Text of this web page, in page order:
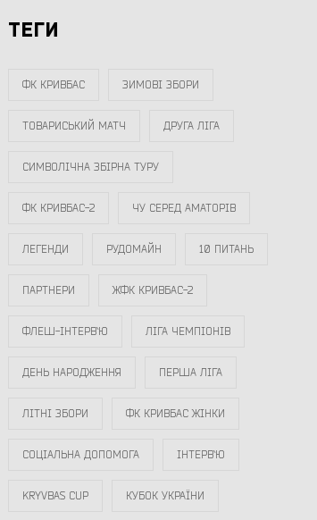
ТЕГИ
ФК КРИВБАС ЗИМОВІ ЗБОРИ
ТОВАРИСЬКИЙ МАТЧ ДРУГА ЛІГА
СИМВОЛІЧНА ЗБІРНА ТУРУ
ФК КРИВБАС-2 ЧУ СЕРЕД АМАТОРІВ
ЛЕГЕНДИ РУДОМАЙН 10 ПИТАНЬ
ПАРТНЕРИ ЖФК КРИВБАС-2
ФЛЕШ-ІНТЕРВ`Ю ЛІГА ЧЕМПІОНІВ
ДЕНЬ НАРОДЖЕННЯ ПЕРША ЛІГА
ЛІТНІ ЗБОРИ ФК КРИВБАС ЖІНКИ
СОЦІАЛЬНА ДОПОМОГА ІНТЕРВ`Ю
KRYVBAS CUP КУБОК УКРАЇНИ